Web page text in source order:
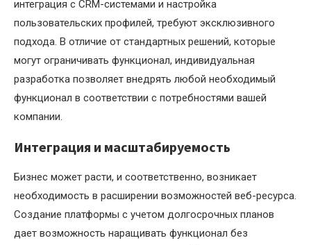
интеграция с CRM-системами и настройка
пользовательских профилей, требуют эксклюзивного
подхода. В отличие от стандартных решений, которые
могут ограничивать функционал, индивидуальная
разработка позволяет внедрять любой необходимый
функционал в соответствии с потребностями вашей
компании.
Интеграция и масштабируемость
Бизнес может расти, и соответственно, возникает
необходимость в расширении возможностей веб-ресурса.
Создание платформы с учетом долгосрочных планов
дает возможность наращивать функционал без